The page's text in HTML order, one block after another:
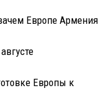
Европе Армения
Европы к